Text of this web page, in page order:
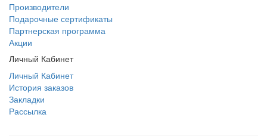
Производители
Подарочные сертификаты
Партнерская программа
Акции
Личный Кабинет
Личный Кабинет
История заказов
Закладки
Рассылка